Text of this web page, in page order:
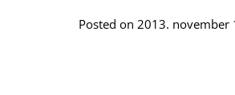
Posted on 2013. november